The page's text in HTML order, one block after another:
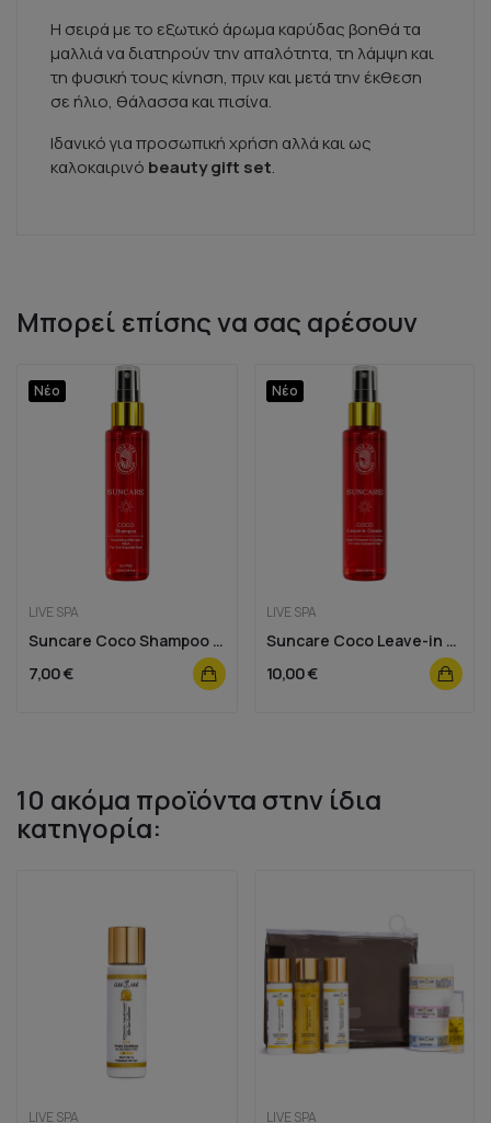
Η σειρά με το εξωτικό άρωμα καρύδας βοηθά τα
μαλλιά να διατηρούν την απαλότητα, τη λάμψη και
τη φυσική τους κίνηση, πριν και μετά την έκθεση
σε ήλιο, θάλασσα και πισίνα.
Ιδανικό για προσωπική χρήση αλλά και ως
καλοκαιρινό beauty gift set.
Μπορεί επίσης να σας αρέσουν
Νέο
LIVE SPA
Suncare Coco Shampoo Travel Size 100ml
7,00 €
Νέο
LIVE SPA
Suncare Coco Leave-in Cream 100ml Travel Size
10,00 €
10 ακόμα προϊόντα στην ίδια
κατηγορία:
LIVE SPA LIVE SPA